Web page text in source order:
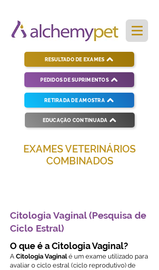
PEDIDOS DE SUPRIMENTOS
RESULTADO DE EXAMES
RETIRADA DE AMOSTRA
EDUCAÇÃO CONTINUADA
EXAMES VETERINÁRIOS
COMBINADOS
Citologia Vaginal (Pesquisa de
Ciclo Estral)
O que é a Citologia Vaginal?
A Citologia Vaginal é um exame utilizado para
avaliar o ciclo estral (ciclo reprodutivo) de